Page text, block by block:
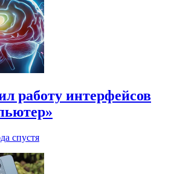
работу интерфейсов
спустя